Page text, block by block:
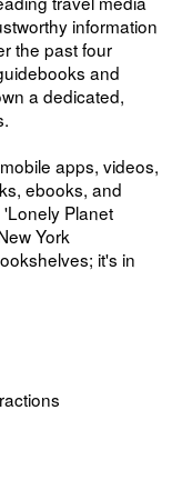
information
the past four
and
a dedicated,
apps, videos,
ebooks, and
Planet
York
it's in